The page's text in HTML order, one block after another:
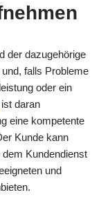
der dazugehörige
falls Probleme
oder ein
ist daran
eine kompetente
Kunde kann
Kundendienst
und